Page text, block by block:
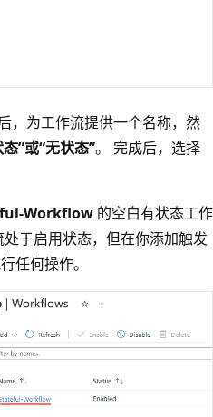
，为工作流提供一个名称，然
”或“无状态”。 完成后，选择
Workflow 的空白有状态工作
于启用状态，但在你添加触发
任何操作。